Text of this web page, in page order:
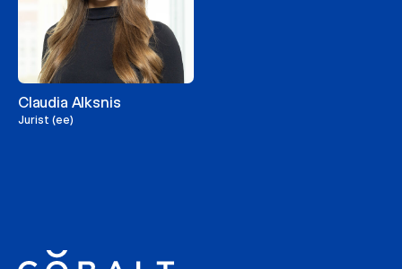
Claudia Alksnis
Jurist (ee)